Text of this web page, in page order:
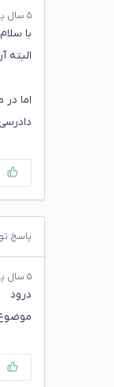
۵ سال پیش
با
اما
پاسخ
۵ سال پیش
درود
موضوع